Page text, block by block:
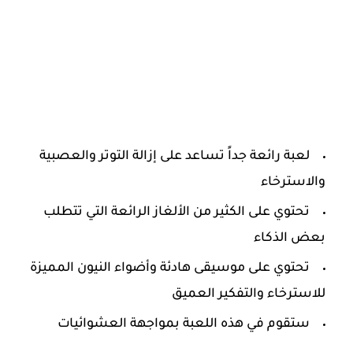
‏لعبة رائعة جداً تساعد على إزالة التوتر والعصبية
والاسترخاء
‏تحتوي على الكثير من الألغاز الرائعة التي تتطلب
بعض الذكاء
‏تحتوي على موسيقى هادئة وأضواء النيون المميزة
للاسترخاء والتفكير العميق
‏ستقوم في هذه اللعبة بمواجهة العشوائيات